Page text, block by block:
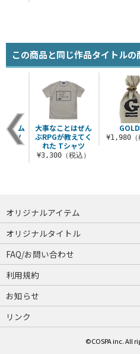
この商品と同じ作品タイトルの
¥1,980（
グナム
ャツ
込）
大事なことはぜん
ぶRPGが教えてく
れた Tシャツ
¥3,300（税込）
オリジナルアイテム
オリジナルタイトル
アイテムヤ
ミスカトニック大學購買部
FAQ/お問い合わせ
FAQ
お問い合わせ
利用規約
会員規約・ポイント規約
特定商取引法に関する表示
プライバシーポリシー
お知らせ
リンク
©COSPA inc. All